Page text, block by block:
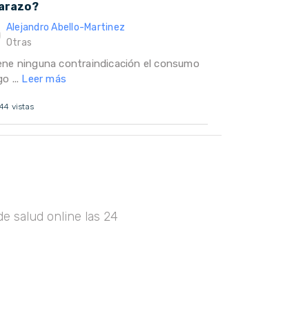
Alejandro Abello-Martinez
Otras
ninguna contraindicación el consumo
... Leer más
vistas
salud online las 24